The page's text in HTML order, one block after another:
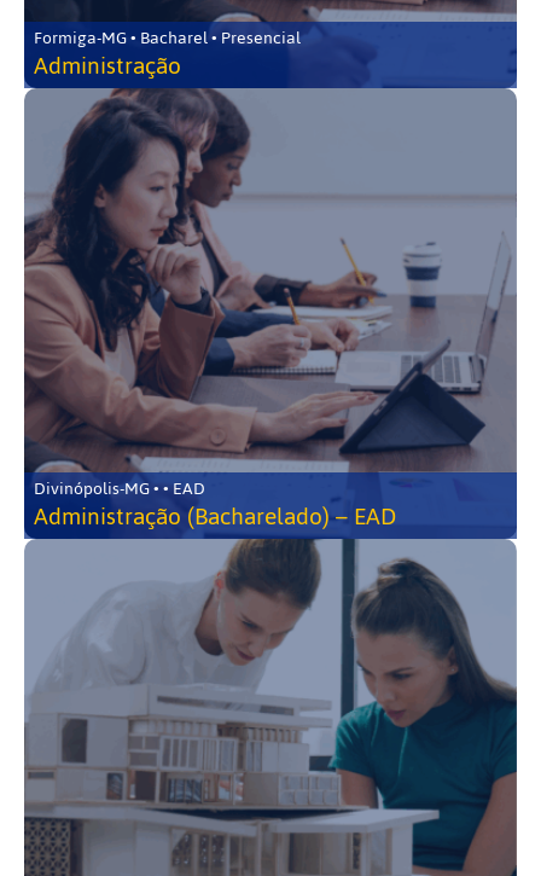
Formiga-MG • Bacharel • Presencial
Administração
Divinópolis-MG • • EAD
Administração (Bacharelado) – EAD